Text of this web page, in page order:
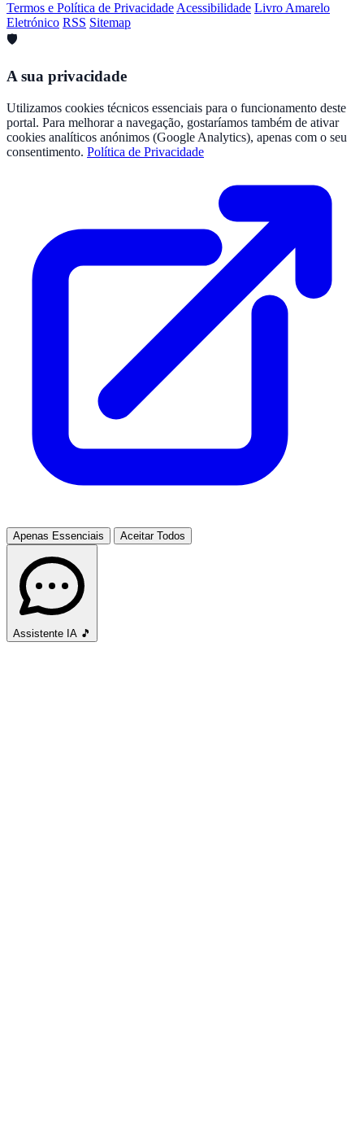
Termos e Política de Privacidade Acessibilidade Livro Amarelo
Eletrónico RSS Sitemap
🛡️
A sua privacidade
Utilizamos cookies técnicos essenciais para o funcionamento deste
portal. Para melhorar a navegação, gostaríamos também de ativar
cookies analíticos anónimos (Google Analytics), apenas com o seu
consentimento. Política de Privacidade
Apenas Essenciais Aceitar Todos
Assistente IA 🎵